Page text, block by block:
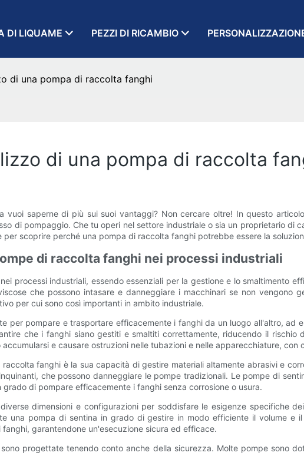
DI LIQUAME PEZZI DI RICAMBIO
di una pompa di raccolta fanghi
di una pompa di raccolta
saperne di più sui suoi vantaggi? Non cercare oltre! In questo
di pompaggio. Che tu operi nel settore industriale o sia un proprietario di
scoprire perché una pompa di raccolta fanghi potrebbe essere la
di raccolta fanghi nei processi industriali
processi industriali, essendo essenziali per la gestione e lo smaltimento
che possono intasare e danneggiare i macchinari se non vengono
per cui sono così importanti in ambito industriale.
per pompare e trasportare efficacemente i fanghi da un luogo all'altro, ad
che i fanghi siano gestiti e smaltiti correttamente, riducendo il rischio
e causare ostruzioni nelle tubazioni e nelle apparecchiature,
fanghi è la sua capacità di gestire materiali altamente abrasivi e
che possono danneggiare le pompe tradizionali. Le pompe di
di pompare efficacemente i fanghi senza corrosione o usura.
dimensioni e configurazioni per soddisfare le esigenze specifiche
una pompa di sentina in grado di gestire in modo efficiente il volume e
garantendone un'esecuzione sicura ed efficace.
progettate tenendo conto anche della sicurezza. Molte pompe sono